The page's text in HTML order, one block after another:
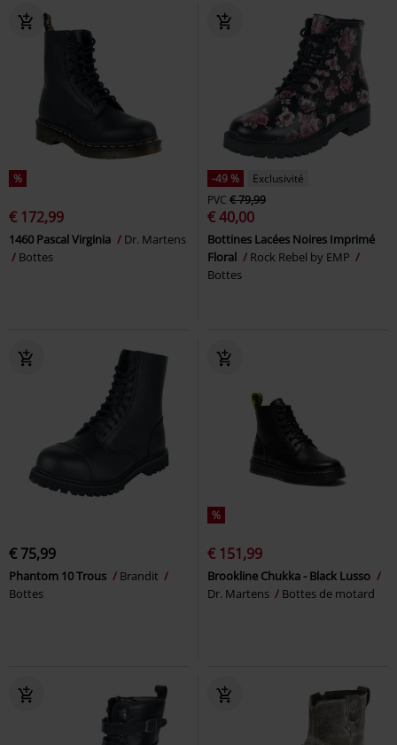
%
€ 172,99
1460 Pascal Virginia
Dr. Martens
Bottes
-49 %
Exclusivité
PVC € 79,99
€ 40,00
Bottines Lacées Noires Imprimé
Floral
Rock Rebel by EMP
Bottes
€ 75,99
Phantom 10 Trous
Brandit
Bottes
%
€ 151,99
Brookline Chukka - Black Lusso
Dr. Martens
Bottes de motard